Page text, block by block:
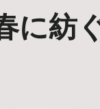
に紡